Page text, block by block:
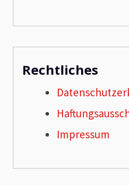
Rechtliches
Impressum